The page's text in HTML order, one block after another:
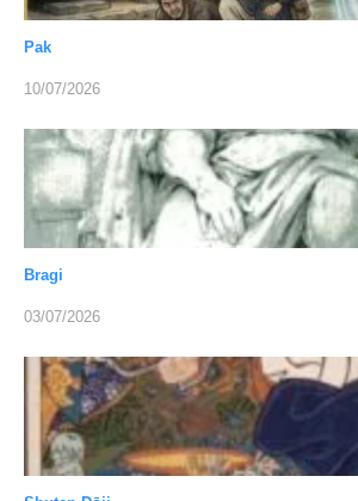
Pak
10/07/2026
Bragi
03/07/2026